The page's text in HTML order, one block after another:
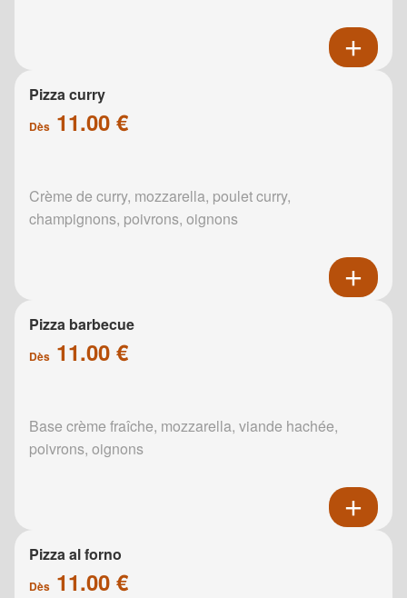
Pizza curry
Dès 11.00 €
Crème de curry, mozzarella, poulet curry,
champignons, poivrons, oignons
Pizza barbecue
Dès 11.00 €
Base crème fraîche, mozzarella, viande hachée,
poivrons, oignons
Pizza al forno
Dès 11.00 €